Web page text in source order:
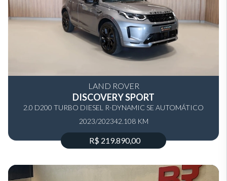
LAND ROVER
DISCOVERY SPORT
2.0 D200 TURBO DIESEL R-DYNAMIC SE AUTOMÁTICO
2023/202342.108 KM
R$ 219.890,00